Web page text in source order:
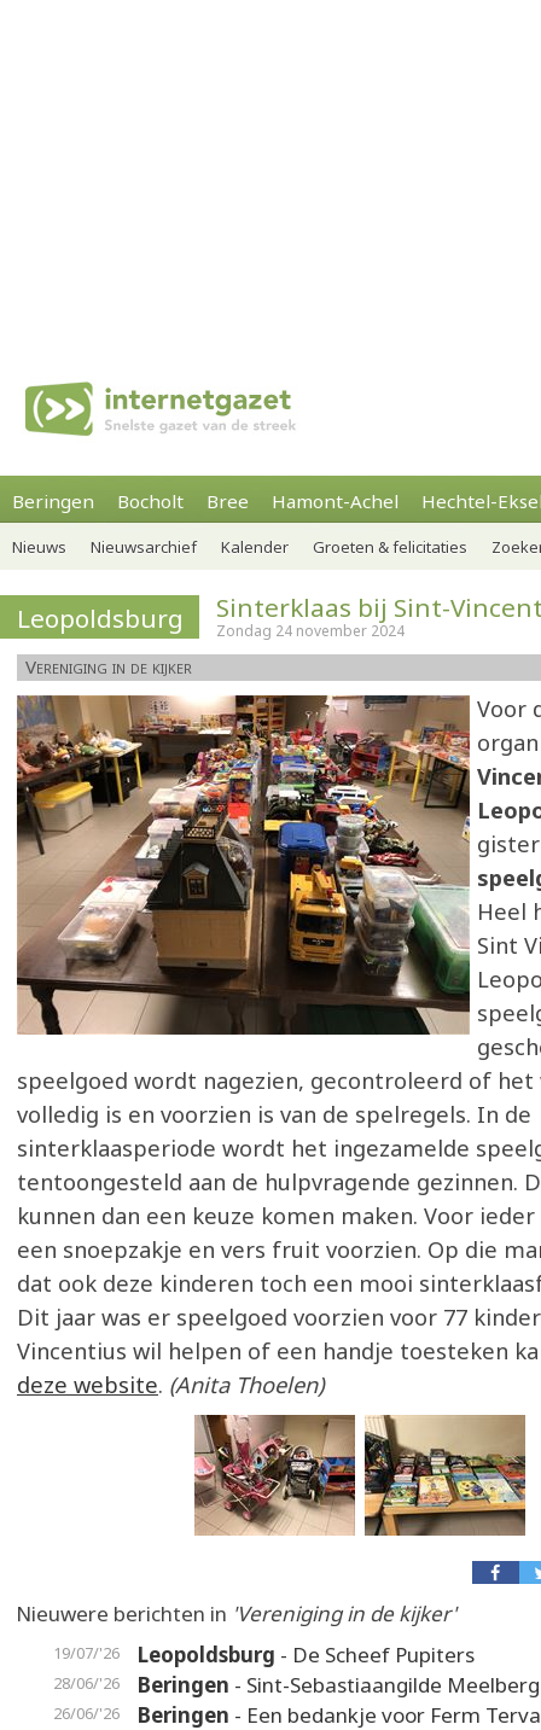
Beringen Bocholt Bree Hamont-Achel Hechtel-
Nieuws Nieuwsarchief Kalender Groeten & felicitaties
Leopoldsburg Sinterklaas bij Sint-
Zondag 24 november 2024
Vereniging in de kijker
Voor
Heel
Sint
speelgoed wordt nagezien, gecontroleerd of
volledig is en voorzien is van de spelregels. In de
sinterklaasperiode wordt het ingezamelde
tentoongesteld aan de hulpvragende gezinnen.
kunnen dan een keuze komen maken. Voor
een snoepzakje en vers fruit voorzien. Op die
dat ook deze kinderen toch een mooi
Dit jaar was er speelgoed voorzien voor 77
Vincentius wil helpen of een handje toesteken
deze website. (Anita Thoelen)
Nieuwere berichten in 'Vereniging in de kijker'
19/07/'26 Leopoldsburg - De Scheef Pupiters
28/06/'26 Beringen - Sint-Sebastiaangilde
26/06/'26 Beringen - Een bedankje voor Ferm